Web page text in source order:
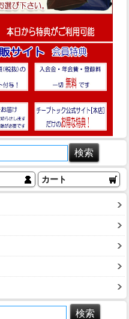
カート